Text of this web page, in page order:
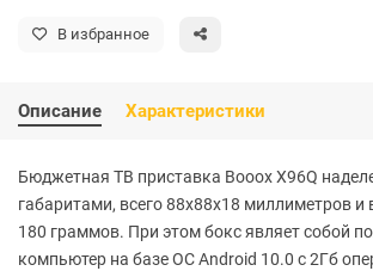
В избранное
Описание Характеристики
Бюджетная ТВ приставка Booox X96Q
габаритами, всего 88х88х18 миллиметров и
180 граммов. При этом бокс являет собой
компьютер на базе ОС Android 10.0 с 2Гб